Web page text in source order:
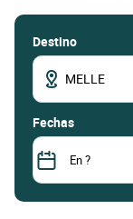
Destino
fechas